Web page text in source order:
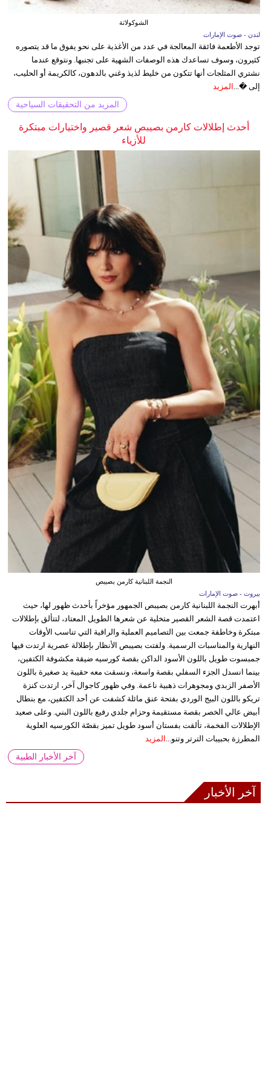
الشوكولاتة
لندن - صوت الإمارات
توجد الأطعمة فائقة المعالجة في عدد من الأغذية على نحو يفوق ما قد يتصوره
كثيرون، وسوف تساعدك هذه الوصفات الشهية على تجنبها. ونتوقع عندما
نشتري المثلجات أنها تتكون من خليط لذيذ وغني بالدهون، كالكريمة أو الحليب،
إلى �... المزيد
المزيد من التحقيقات السياحية
أحدث إطلالات كارمن بصيبص شعر قصير واختيارات مبتكرة
للأزياء
النجمة اللبنانية كارمن بصيبص
بيروت - صوت الإمارات
أبهرت النجمة اللبنانية كارمن بصيبص الجمهور مؤخراً بأحدث ظهور لها، حيث
اعتمدت قصة الشعر القصير متخلية عن شعرها الطويل المعتاد، لتتألق بإطلالات
مبتكرة وخاطفة جمعت بين التصاميم العملية والراقية التي تناسب الأوقات
النهارية والمناسبات الرسمية. ولفتت بصيبص الأنظار بإطلالة عصرية ارتدت فيها
جمبسوت طويل باللون الأسود الداكن بقصة كورسيه ضيقة مكشوفة الكتفين،
بينما انسدل الجزء السفلي بقصة واسعة، ونسقت معه حقيبة يد صغيرة باللون
الأصفر الزبدي ومجوهرات ذهبية ناعمة. وفي ظهور كاجوال آخر، ارتدت كنزة
تريكو باللون البيج الوردي بفتحة عنق مائلة كشفت عن أحد الكتفين، مع بنطال
أبيض عالي الخصر بقصة مستقيمة وحزام جلدي رفيع باللون البني. وعلى صعيد
الإطلالات الفخمة، تألقت بفستان أسود طويل تميز بقصّة الكورسيه العلوية
المطرزة بحبيبات الترتر وتنو... المزيد
آخر الأخبار الطبية
آخر الأخبار